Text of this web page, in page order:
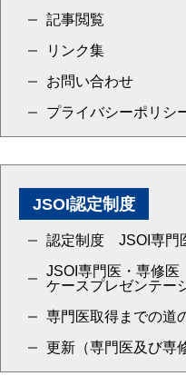
記事閲覧
リンク集
お問い合わせ
プライバシーポリシ
JSOI認定制度
認定制度 JSOI専門
JSOI専門医・専修医
ケースプレゼンテー
専門医取得までの道
更新（専門医及び専